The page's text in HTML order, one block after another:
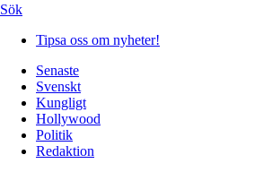
Sök
Tipsa oss om nyheter!
Senaste
Svenskt
Kungligt
Hollywood
Politik
Redaktion